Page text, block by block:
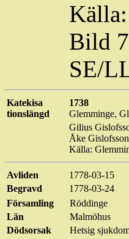
Bild
SE/
Katekisa
tionslängd
1738
Glemminge,
Gilius
Åke Gislofsson
Källa:
Avliden
1778-03-15
Begravd
1778-03-24
Församling
Röddinge
Län
Malmöhus
Dödsorsak
Hetsig